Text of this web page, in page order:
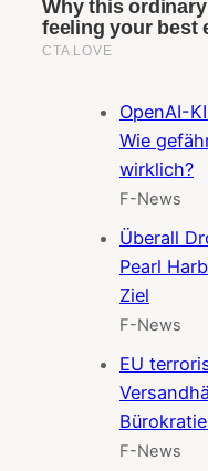
OpenAI-
Wie
wirklich?
F-News
Überall
Pearl
Ziel
F-News
EU
F-News